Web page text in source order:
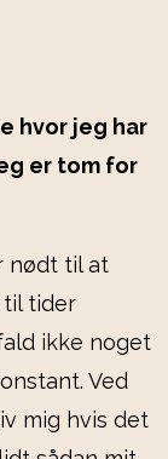
hvor jeg har
er tom for
nødt til at
til tider
ikke noget
Ved
mig hvis det